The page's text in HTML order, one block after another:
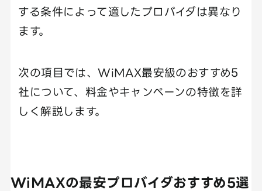
する条件によって適したプロバイダは異なり
ます。
次の項目では、WiMAX最安級のおすすめ5
社について、料金やキャンペーンの特徴を詳
しく解説します。
WiMAXの最安プロバイダおすすめ5選